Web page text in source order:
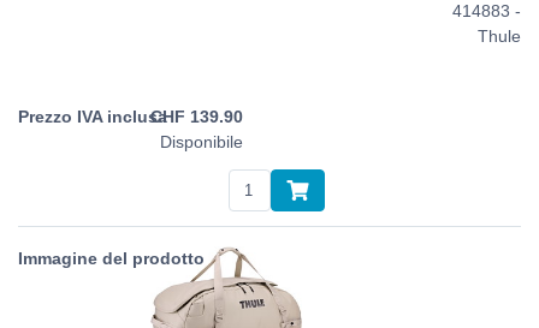
414883 -
Thule
CHF 139.90
Disponibile